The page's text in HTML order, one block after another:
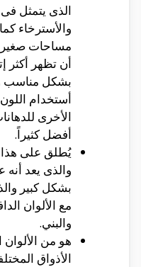
الذى يتمثل فى
والأسترخاء
مساحات
أن تظهر أكثر
بشكل مناسب
أستخدام
الأخرى
أفضل كثيراً.
يُطلق على هذا
والذى يعد
بشكل كبير
مع الألوان
والبني.
هو من الألوان
الأذواق